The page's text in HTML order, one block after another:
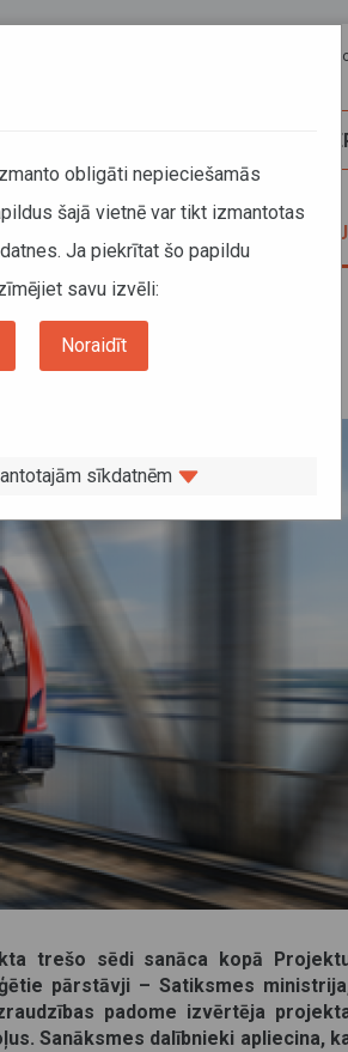
Lapas
padome
trešo sēdi sanāca kopā
pārstāvji – Satiksmes
padome izvērtēja
Sanāksmes dalībnieki apliecina,
obligāti nepieciešamās
šajā vietnē var tikt izmantotas
Ja piekrītat šo papildu
savu izvēli:
Noraidīt
sīkdatnēm